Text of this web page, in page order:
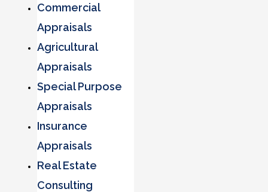
Commercial
Appraisals
Agricultural
Appraisals
Special Purpose
Appraisals
Insurance
Appraisals
Real Estate
Consulting